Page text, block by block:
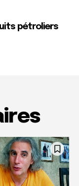
pétroliers